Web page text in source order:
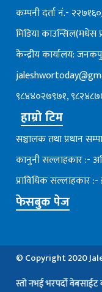
कम्पनी दर्ता नं.-
मिडिया
केन्द्रीय कार्यालय:
९८४४०२७९७१,
हाम्रो टिम
सञ्चालक तथा प्रधान
कानुनी सल्लाहकार :-
प्राविधिक सल्लाहकार
फेसबुक पेज
© Copyright 2020
भरपर्दाे वेबसाईट बनाउन